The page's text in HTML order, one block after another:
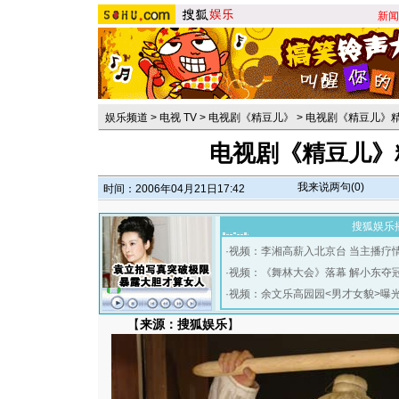
新闻
娱乐频道 > 电视 TV > 电视剧《精豆儿》 > 电视剧《精豆儿》
电视剧《精豆儿
时间：2006年04月21日17:42 我来说两句(0)
搜狐娱乐
·视频：李湘高薪入北京台 当主播疗
·视频：《舞林大会》落幕 解小东夺
·视频：余文乐高园园<男才女貌>曝
【来源：搜狐娱乐】